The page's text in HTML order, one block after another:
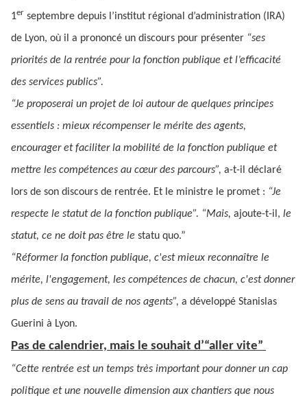
1er septembre depuis l’institut régional d’administration (IRA)
de Lyon, où il a prononcé un discours pour présenter “ses
priorités de la rentrée pour la fonction publique et l’efficacité
des services publics”.
“Je proposerai un projet de loi autour de quelques principes
essentiels : mieux récompenser le mérite des agents,
encourager et faciliter la mobilité de la fonction publique et
mettre les compétences au cœur des parcours”, a-t-il déclaré
lors de son discours de rentrée. Et le ministre le promet : “Je
respecte le statut de la fonction publique”. “Mais, ajoute-t-il, le
statut, ce ne doit pas être le statu quo.”
“Réformer la fonction publique, c'est mieux reconnaître le
mérite, l'engagement, les compétences de chacun, c'est donner
plus de sens au travail de nos agents”, a développé Stanislas
Guerini à Lyon.
Pas de calendrier, mais le souhait d’“aller vite”
“Cette rentrée est un temps très important pour donner un cap
politique et une nouvelle dimension aux chantiers que nous